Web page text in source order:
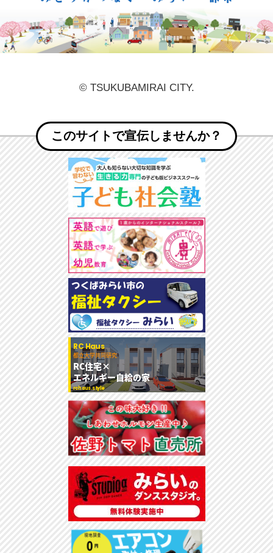
© TSUKUBAMIRAI CITY.
このサイトで宣伝しませんか？